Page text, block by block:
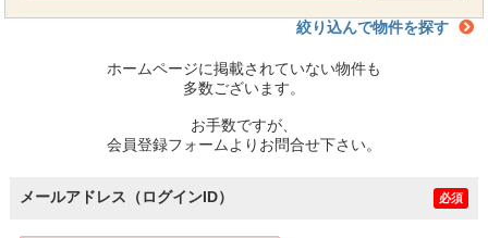
絞り込んで物件を探す
ホームページに掲載されていない物件も
多数ございます。
お手数ですが、
会員登録フォームよりお問合せ下さい。
メールアドレス（ログインID） 必須